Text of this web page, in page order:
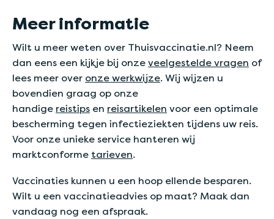
Meer informatie
Wilt u meer weten over Thuisvaccinatie.nl? Neem
dan eens een kijkje bij onzeveelgestelde vragen of
lees meer over onze werkwijze. Wij wijzen u
bovendien graag op onze
handige reistips en reisartikelen voor een optimale
bescherming tegen infectieziekten tijdens uw reis.
Voor onze unieke service hanteren wij
marktconforme tarieven.
Vaccinaties kunnen u een hoop ellende besparen.
Wilt u een vaccinatieadvies op maat? Maak dan
vandaag nog een afspraak.